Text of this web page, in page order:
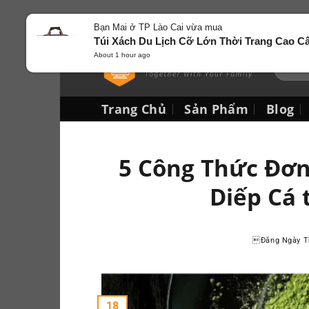
Trang Chủ Sản Phẩm Blog
5 Công Thức
Diếp
Đăng Ngày
18
Bạn Mai ở TP Lào Cai vừa mua
Túi Xách Du Lịch Cỡ Lớn Thời Trang
About 1 hour ago